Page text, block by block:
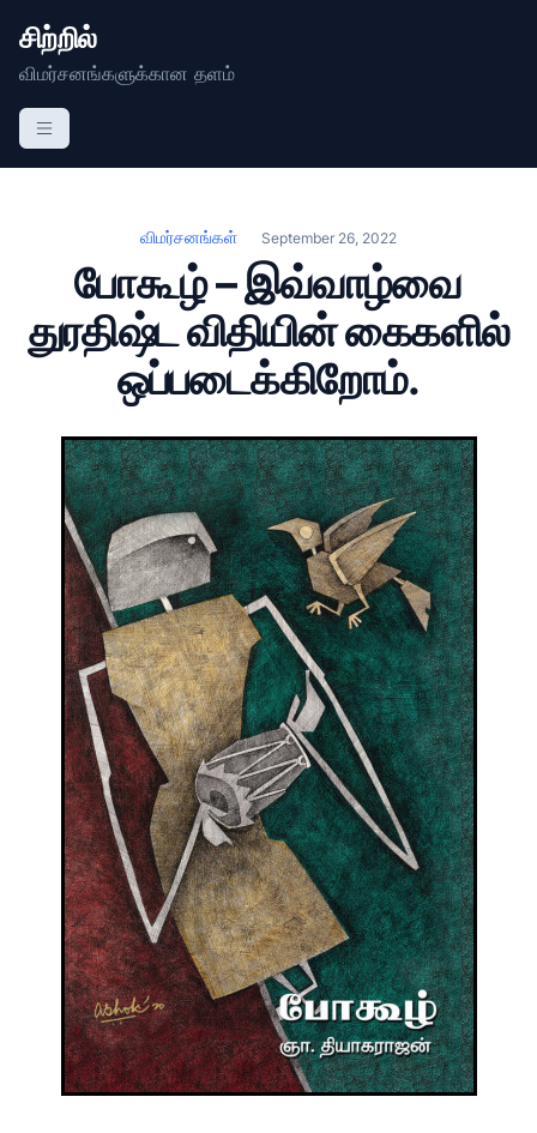
சிற்றில்
விமர்சனங்களுக்கான தளம்
விமர்சனங்கள் September 26, 2022
போகூழ் – இவ்வாழ்வை
துரதிஷ்ட விதியின் கைகளில்
ஒப்படைக்கிறோம்.